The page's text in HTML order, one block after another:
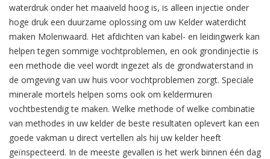
waterdruk onder het maaiveld hoog is, is alleen injectie onder
hoge druk een duurzame oplossing om uw Kelder waterdicht
maken Molenwaard. Het afdichten van kabel- en leidingwerk kan
helpen tegen sommige vochtproblemen, en ook grondinjectie is
een methode die veel wordt ingezet als de grondwaterstand in
de omgeving van uw huis voor vochtproblemen zorgt. Speciale
minerale mortels helpen soms ook om keldermuren
vochtbestendig te maken. Welke methode of welke combinatie
van methodes in uw kelder de beste resultaten oplevert kan een
goede vakman u direct vertellen als hij uw kelder heeft
geïnspecteerd. In de meeste gevallen is het werk binnen één dag